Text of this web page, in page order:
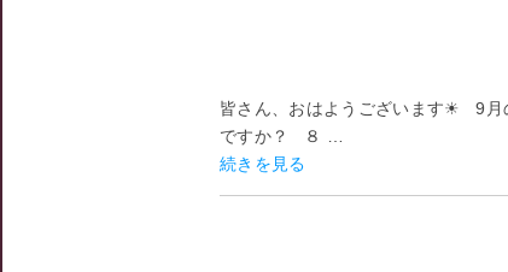
皆さん、おはようございます☀ 9月
ですか？ ８ …
続きを見る